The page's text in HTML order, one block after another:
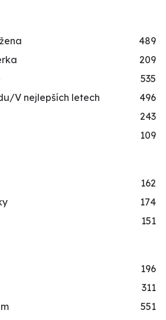
489
209
535
V nejlepších letech
496
243
109
162
174
151
196
311
551